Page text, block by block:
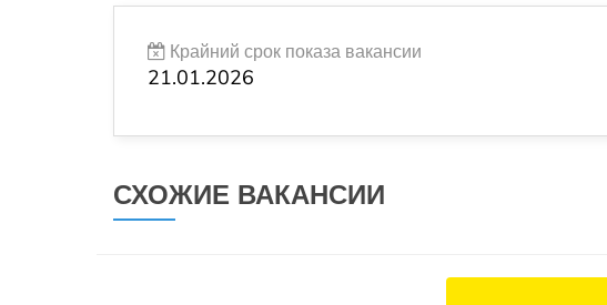
Крайний срок показа вакансии
21.01.2026
СХОЖИЕ ВАКАНСИИ